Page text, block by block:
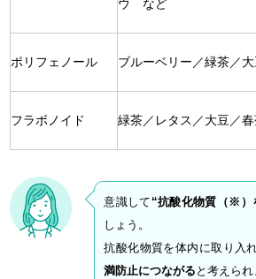
ウ など
ポリフェノール ブルーベリー／緑茶／
フラボノイド 緑茶／レタス／大豆／
意識して “抗酸化物質（※）
しょう。
抗酸化物質を体内に取り入
満防止につながる と考えられ